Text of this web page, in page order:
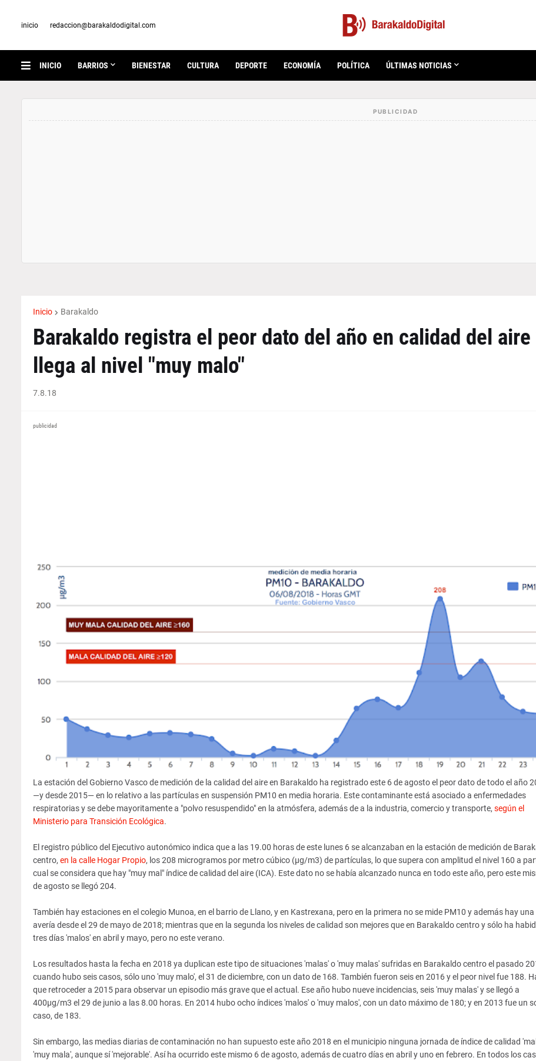
inicio redaccion@barakaldodigital.com
INICIO BARRIOS BIENESTAR CULTURA DEPORTE ECONOMÍA POLÍTICA ÚLTIMAS NOTICIAS
Inicio Barakaldo
Barakaldo registra el peor dato del año en calidad del aire
llega al nivel "muy malo"
7.8.18
publicidad
La estación del Gobierno Vasco de medición de la calidad del aire en Barakaldo ha registrado este 6 de agosto el peor dato de todo el año
—y desde 2015— en lo relativo a las partículas en suspensión PM10 en media horaria. Este contaminante está asociado a enfermedades
respiratorias y se debe mayoritamente a "polvo resuspendido" en la atmósfera, además de a la industria, comercio y transporte, según el
Ministerio para Transición Ecológica.
El registro público del Ejecutivo autonómico indica que a las 19.00 horas de este lunes 6 se alcanzaban en la estación de medición de
centro, en la calle Hogar Propio, los 208 microgramos por metro cúbico (µg/m3) de partículas, lo que supera con amplitud el nivel 160 a
cual se considera que hay "muy mal" índice de calidad del aire (ICA). Este dato no se había alcanzado nunca en todo este año, pero este
de agosto se llegó 204.
También hay estaciones en el colegio Munoa, en el barrio de Llano, y en Kastrexana, pero en la primera no se mide PM10 y además hay una
avería desde el 29 de mayo de 2018; mientras que en la segunda los niveles de calidad son mejores que en Barakaldo centro y sólo ha
tres días 'malos' en abril y mayo, pero no este verano.
Los resultados hasta la fecha en 2018 ya duplican este tipo de situaciones 'malas' o 'muy malas' sufridas en Barakaldo centro el pasado
cuando hubo seis casos, sólo uno 'muy malo', el 31 de diciembre, con un dato de 168. También fueron seis en 2016 y el peor nivel fue 188.
que retroceder a 2015 para observar un episodio más grave que el actual. Ese año hubo nueve incidencias, seis 'muy malas' y se llegó a
400µg/m3 el 29 de junio a las 8.00 horas. En 2014 hubo ocho índices 'malos' o 'muy malos', con un dato máximo de 180; y en 2013 fue un
caso, de 183.
Sin embargo, las medias diarias de contaminación no han supuesto este año 2018 en el municipio ninguna jornada de índice de calidad
'muy mala', aunque sí 'mejorable'. Así ha ocurrido este mismo 6 de agosto, además de cuatro días en abril y uno en febrero. En todos los